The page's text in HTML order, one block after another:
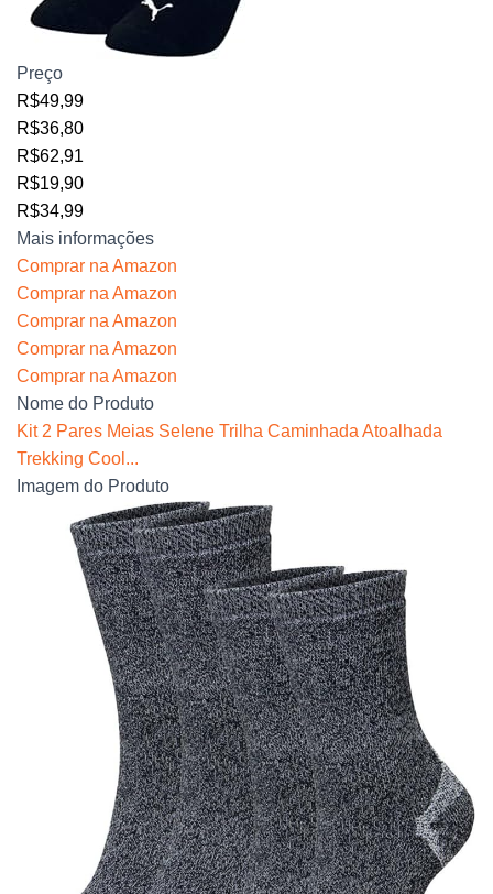
Preço
R$49,99
R$36,80
R$62,91
R$19,90
R$34,99
Mais informações
Comprar na Amazon
Comprar na Amazon
Comprar na Amazon
Comprar na Amazon
Comprar na Amazon
Nome do Produto
Kit 2 Pares Meias Selene Trilha Caminhada Atoalhada
Trekking Cool...
Imagem do Produto